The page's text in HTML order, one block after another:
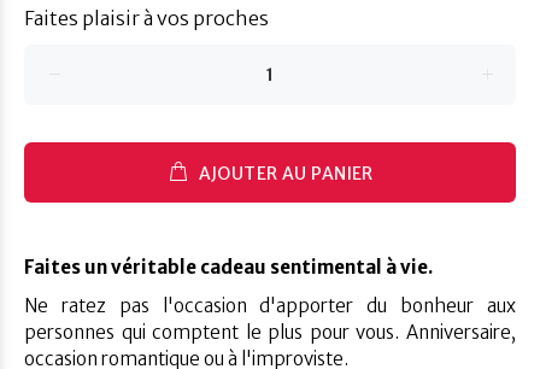
Faites plaisir à vos proches
AJOUTER AU PANIER
Faites un véritable cadeau sentimental à vie.
Ne ratez pas l'occasion d'apporter du bonheur aux
personnes qui comptent le plus pour vous. Anniversaire,
occasion romantique ou à l'improviste.